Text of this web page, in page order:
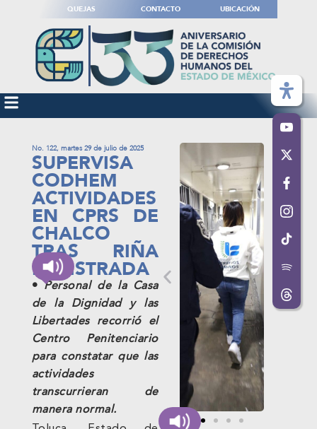
QUEJAS CONTACTO UBICACIÓN
No. 122, martes 29 de julio de 2025
SUPERVISA
CODHEM
ACTIVIDADES
EN CPRS DE
CHALCO
TRAS RIÑA
REGISTRADA
•Personal de la Casa
de la Dignidad y las
Libertades recorrió el
Centro Penitenciario
para constatar que las
actividades
transcurrieran de
manera normal.